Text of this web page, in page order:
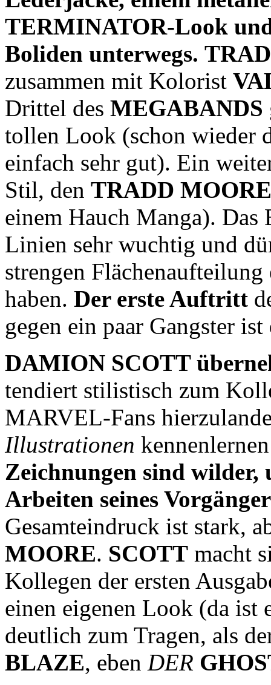
TERMINATOR-Look
Boliden unterwegs.
zusammen mit Kolorist
Drittel des MEGABANDS
tollen Look (schon wieder
einfach sehr gut). Ein
Stil, den TRADD MOORE
einem Hauch Manga). Das
Linien sehr wuchtig und
strengen
haben. Der erste Auftritt
gegen ein paar Gangster ist
DAMION SCOTT
tendiert stilistisch zum
MARVEL-Fans
Illustrationen
Zeichnungen sind wilder,
Arbeiten seines
Gesamteindruck ist stark,
MOORE. SCOTT macht
Kollegen der ersten
einen eigenen Look (da ist
deutlich zum Tragen, als
BLAZE, eben DER